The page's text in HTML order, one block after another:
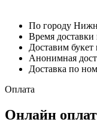
По городу
Время доставки
Доставим
Анонимная
Доставка по
Оплата
Онлайн